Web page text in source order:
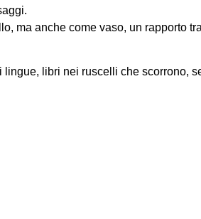
ma anche come vaso, un rapporto
libri nei ruscelli che scorrono,